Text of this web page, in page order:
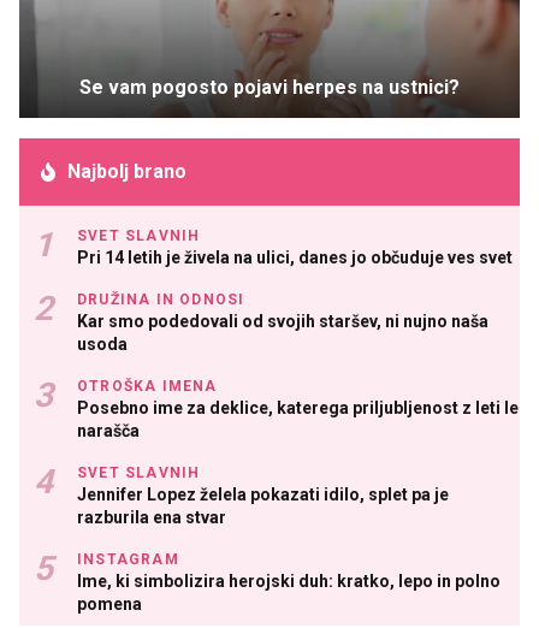
Se vam pogosto pojavi herpes na ustnici?
Najbolj brano
SVET SLAVNIH
Pri 14 letih je živela na ulici, danes jo občuduje ves svet
DRUŽINA IN ODNOSI
Kar smo podedovali od svojih staršev, ni nujno naša
usoda
OTROŠKA IMENA
Posebno ime za deklice, katerega priljubljenost z leti le
narašča
SVET SLAVNIH
Jennifer Lopez želela pokazati idilo, splet pa je
razburila ena stvar
INSTAGRAM
Ime, ki simbolizira herojski duh: kratko, lepo in polno
pomena